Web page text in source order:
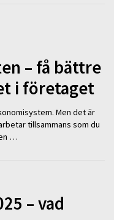
– få bättre
i företaget
Men det är
tillsammans som du
…
– vad